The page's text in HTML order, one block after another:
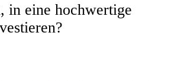
in eine hochwertige